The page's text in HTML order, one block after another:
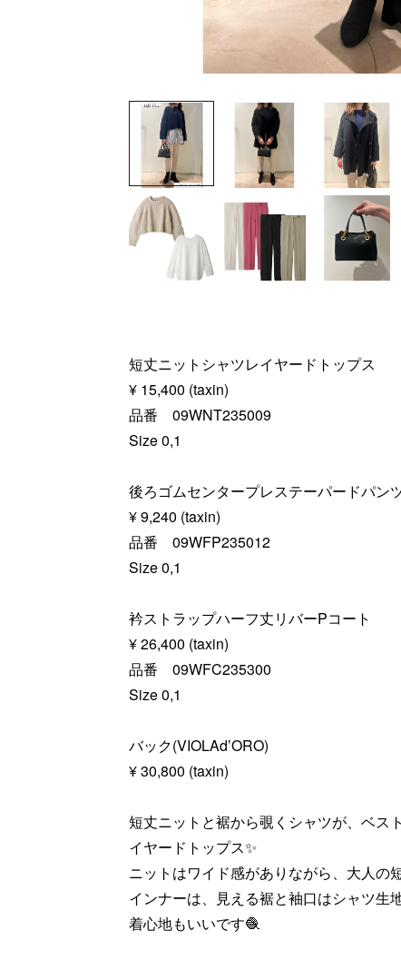
短丈ニットシャツレイヤードトップス
¥ 15,400 (taxin)
品番 09WNT235009
Size 0,1
後ろゴムセンタープレステーパードパン
¥ 9,240 (taxin)
品番 09WFP235012
Size 0,1
衿ストラップハーフ丈リバーPコート
¥ 26,400 (taxin)
品番 09WFC235300
Size 0,1
バック(VIOLAd’ORO)
¥ 30,800 (taxin)
短丈ニットと裾から覗くシャツが、ベス
イヤードトップス✨
ニットはワイド感がありながら、大人の
インナーは、見える裾と袖口はシャツ生
着心地もいいです🧶